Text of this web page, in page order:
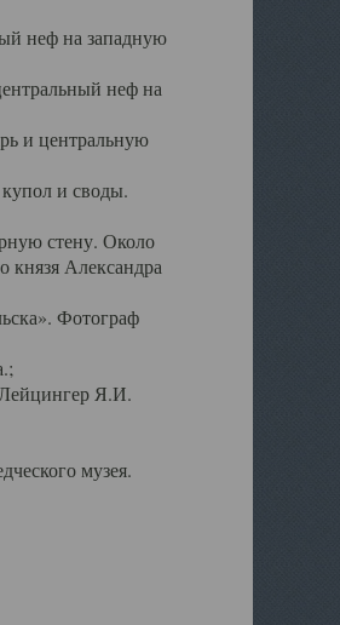
неф на западную
неф на
и центральную
и своды.
стену. Около
князя Александра
Фотограф
Я.И.
музея.